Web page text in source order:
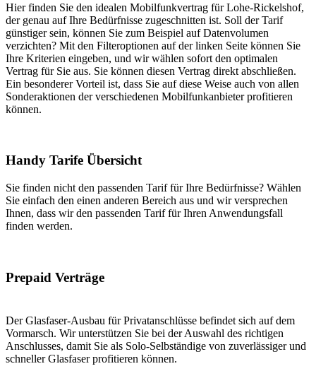
Hier finden Sie den idealen Mobilfunkvertrag für Lohe-Rickelshof,
der genau auf Ihre Bedürfnisse zugeschnitten ist. Soll der Tarif
günstiger sein, können Sie zum Beispiel auf Datenvolumen
verzichten? Mit den Filteroptionen auf der linken Seite können Sie
Ihre Kriterien eingeben, und wir wählen sofort den optimalen
Vertrag für Sie aus. Sie können diesen Vertrag direkt abschließen.
Ein besonderer Vorteil ist, dass Sie auf diese Weise auch von allen
Sonderaktionen der verschiedenen Mobilfunkanbieter profitieren
können.
Handy Tarife Übersicht
Sie finden nicht den passenden Tarif für Ihre Bedürfnisse? Wählen
Sie einfach den einen anderen Bereich aus und wir versprechen
Ihnen, dass wir den passenden Tarif für Ihren Anwendungsfall
finden werden.
Prepaid Verträge
Der Glasfaser-Ausbau für Privatanschlüsse befindet sich auf dem
Vormarsch. Wir unterstützen Sie bei der Auswahl des richtigen
Anschlusses, damit Sie als Solo-Selbständige von zuverlässiger und
schneller Glasfaser profitieren können.